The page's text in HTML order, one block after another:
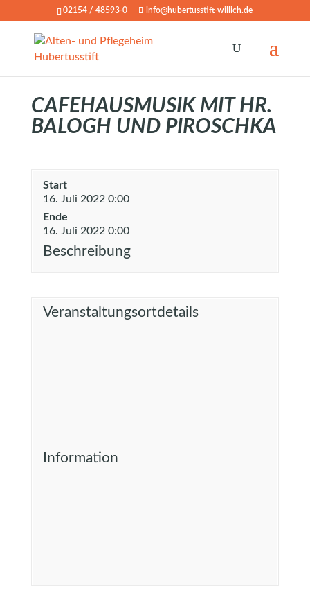
02154 / 48593-0 info@hubertusstift-willich.de
CAFEHAUSMUSIK MIT HR.
BALOGH UND PIROSCHKA
Start
16. Juli 2022 0:00
Ende
16. Juli 2022 0:00
Beschreibung
Veranstaltungsortdetails
Information